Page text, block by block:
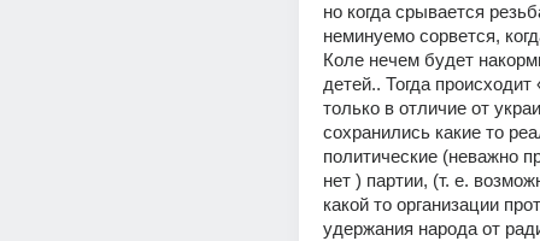
но когда срывается
неминуемо сорвется,
Коле нечем будет
детей.. Тогда
только в отличие от
сохранились какие то
политические (неважно
нет ) партии, (т. е.
какой то организации
удержания народа от